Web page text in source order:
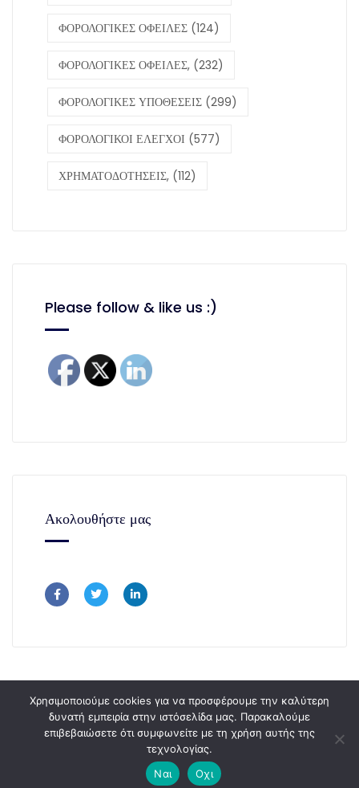
ΦΟΡΟΛΟΓΙΚΕΣ ΟΦΕΙΛΕΣ (124)
ΦΟΡΟΛΟΓΙΚΕΣ ΟΦΕΙΛΕΣ, (232)
ΦΟΡΟΛΟΓΙΚΕΣ ΥΠΟΘΕΣΕΙΣ (299)
ΦΟΡΟΛΟΓΙΚΟΙ ΕΛΕΓΧΟΙ (577)
ΧΡΗΜΑΤΟΔΟΤΗΣΕΙΣ, (112)
Please follow & like us :)
Ακολουθήστε μας
Copyright © 365Consulting 2024.
Χρησιμοποιούμε cookies για να προσφέρουμε την καλύτερη
δυνατή εμπειρία στην ιστόσελίδα μας. Παρακαλούμε
επιβεβαιώσετε ότι συμφωνείτε με τη χρήση αυτής της
τεχνολογίας.
Ναι
Οχι